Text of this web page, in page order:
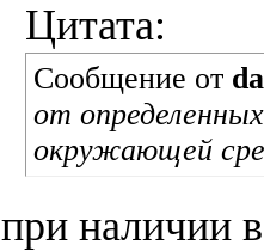
Цитата:
Сообщение от
от
окружающей
при наличии